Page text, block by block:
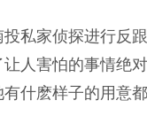
私家侦探进行反
人害怕的事情绝
什麽样子的用意